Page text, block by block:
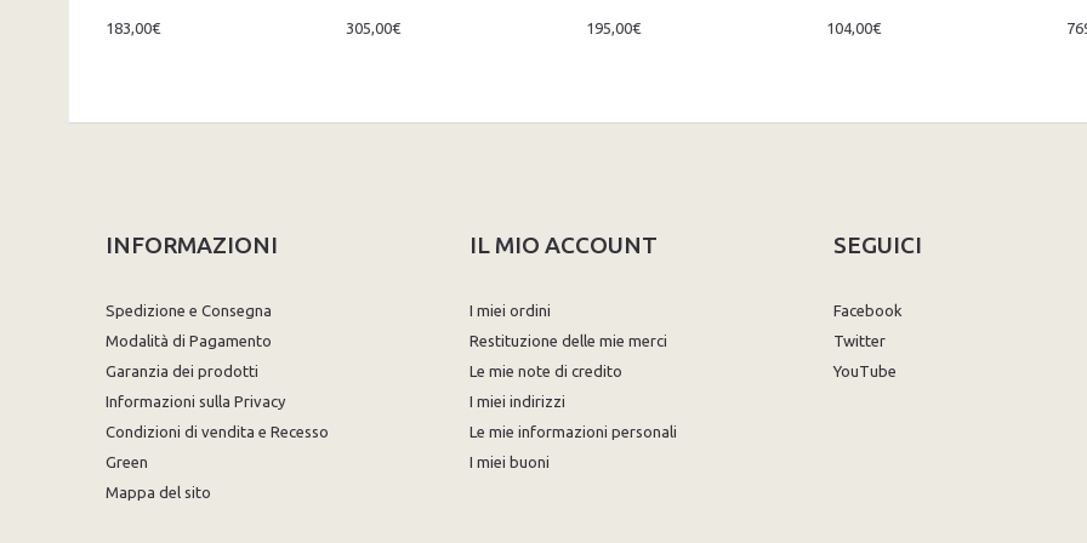
183,00€ 305,00€ 195,00€ 104,00€
INFORMAZIONI
Spedizione e Consegna
Modalità di Pagamento
Garanzia dei prodotti
Informazioni sulla Privacy
Condizioni di vendita e Recesso
Green
Mappa del sito
IL MIO ACCOUNT
I miei ordini
Restituzione delle mie merci
Le mie note di credito
I miei indirizzi
Le mie informazioni personali
I miei buoni
SEGUICI
Facebook
Twitter
YouTube